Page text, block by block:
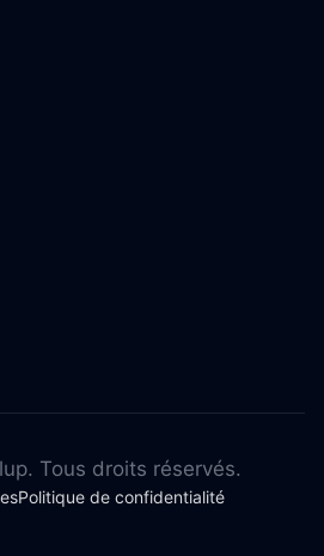
Tous droits réservés.
Politique de confidentialité